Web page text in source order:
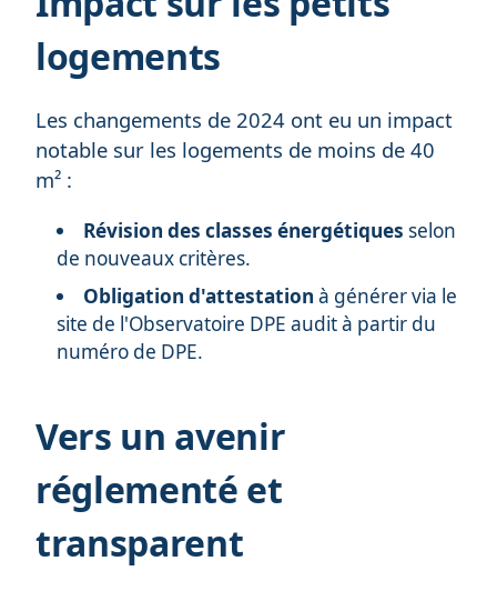
logements
Les changements de 2024 ont eu un impact
notable sur les logements de moins de 40
m² :
Révision des classes énergétiques selon
de nouveaux critères.
Obligation d'attestation à générer via le
site de l'Observatoire DPE audit à partir du
numéro de DPE.
Vers un avenir
réglementé et
transparent